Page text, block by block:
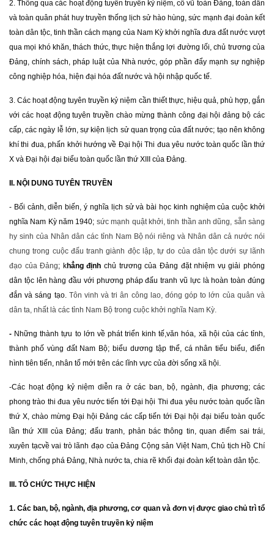
2. Thông qua các hoạt động tuyên truyền kỷ niệm, cổ vũ toàn Đảng, toàn dân
và toàn quân phát huy truyền thống lịch sử hào hùng, sức mạnh đại đoàn kết
toàn dân tộc, tinh thần cách mạng của Nam Kỳ khởi nghĩa đưa đất nước vượt
qua mọi khó khăn, thách thức, thực hiện thắng lợi đường lối, chủ trương của
Đảng, chính sách, pháp luật của Nhà nước, góp phần đẩy mạnh sự nghiệp
công nghiệp hóa, hiện đại hóa đất nước và hội nhập quốc tế.
3. Các hoạt động tuyên truyền kỷ niệm cần thiết thực, hiệu quả, phù hợp, gắn
với các hoạt động tuyên truyền chào mừng thành công đại hội đảng bộ các
cấp, các ngày lễ lớn, sự kiện lịch sử quan trọng của đất nước; tạo nên không
khí thi đua, phấn khởi hướng về Đại hội Thi đua yêu nước toàn quốc lần thứ
X và Đại hội đại biểu toàn quốc lần thứ XIII của Đảng.
II. NỘI DUNG TUYÊN TRUYỀN
- Bối cảnh, diễn biến, ý nghĩa lịch sử và bài học kinh nghiệm của cuộc khởi
nghĩa Nam Kỳ năm 1940; sức mạnh quật khởi, tinh thần anh dũng, sẵn sàng
hy sinh của Nhân dân các tỉnh Nam Bộ nói riêng và Nhân dân cả nước nói
chung trong cuộc đấu tranh giành độc lập, tự do của dân tộc dưới sự lãnh
đạo của Ðảng; khẳng địnhchủ trương của Đảng đặt nhiệm vụ giải phóng
dân tộc lên hàng đầu với phương pháp đấu tranh vũ lực là hoàn toàn đúng
đắn và sáng tạo. Tôn vinh và tri ân công lao, đóng góp to lớn của quân và
dân ta, nhất là các tỉnh Nam Bộ trong cuộc khởi nghĩa Nam Kỳ.
- Những thành tựu to lớn về phát triển kinh tế,văn hóa, xã hội của các tỉnh,
thành phố vùng đất Nam Bộ; biểu dương tập thể, cá nhân tiểu biểu, điển
hình tiên tiến, nhân tố mới trên các lĩnh vực của đời sống xã hội.
-Các hoạt động kỷ niệm diễn ra ở các ban, bộ, ngành, địa phương; các
phong trào thi đua yêu nước tiến tới Đại hội Thi đua yêu nước toàn quốc lần
thứ X, chào mừng Đại hội Đảng các cấp tiến tới Đại hội đại biểu toàn quốc
lần thứ XIII của Đảng; đấu tranh, phản bác thông tin, quan điểm sai trái,
xuyên tạcvề vai trò lãnh đạo của Đảng Cộng sản Việt Nam, Chủ tịch Hồ Chí
Minh, chống phá Đảng, Nhà nước ta, chia rẽ khối đại đoàn kết toàn dân tộc.
III. TỔ CHỨC THỰC HIỆN
1. Các ban, bộ, ngành, địa phương, cơ quan và đơn vị được giao chủ trì tổ
chức các hoạt động tuyên truyền kỷ niệm